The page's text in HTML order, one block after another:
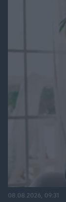
08.08.2026, 09:31